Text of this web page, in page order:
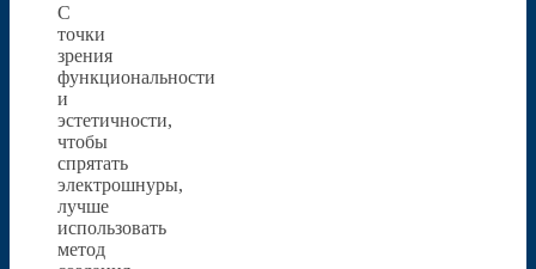
С
точки
зрения
функциональности
и
эстетичности,
чтобы
спрятать
электрошнуры,
лучше
использовать
метод